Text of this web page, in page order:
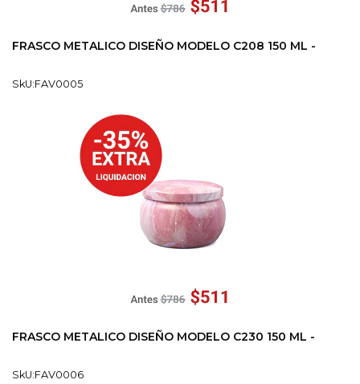
FRASCO METALICO DISEÑO MODELO C208 150 ML -
SkU:FAV0005
FRASCO METALICO DISEÑO MODELO C230 150 ML -
SkU:FAV0006